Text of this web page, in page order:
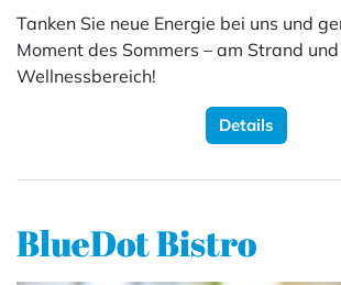
Tanken Sie neue Energie bei uns und
Moment des Sommers – am Strand
Wellnessbereich!
Details
BlueDot Bistro